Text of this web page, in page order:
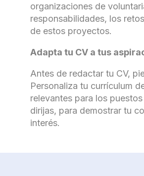
organizaciones de
responsabilidades, los
de estos proyectos.
Adapta tu CV a tus
Antes de redactar tu CV,
Personaliza tu currículum
relevantes para los
dirijas, para demostrar tu
interés.